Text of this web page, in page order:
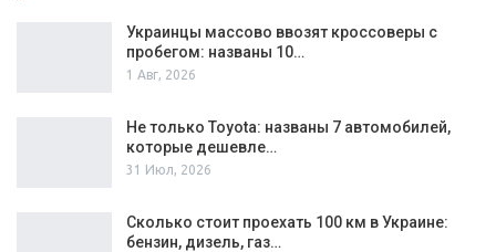
Украинцы массово ввозят кроссоверы с
пробегом: названы 10…
1 Авг, 2026
Не только Toyota: названы 7 автомобилей,
которые дешевле…
31 Июл, 2026
Сколько стоит проехать 100 км в Украине:
бензин, дизель, газ…